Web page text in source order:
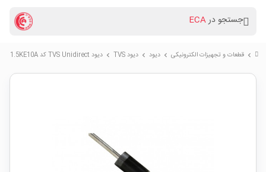
جستجو درECA
chevron_right قطعات و تجهیزات الکترونیکی chevron_right دیود chevron_right دیود TVS chevron_right دیود TVS Unidirect کد 1.5KE10A